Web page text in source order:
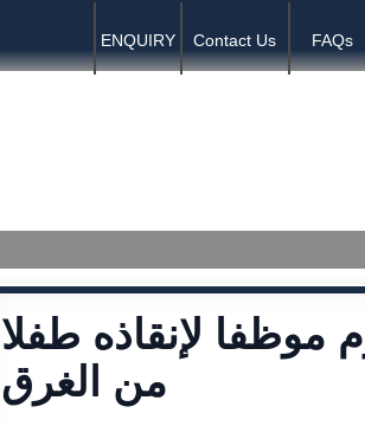
ENQUIRY Contact Us FAQs
لإنقاذه طفلا
من الغرق